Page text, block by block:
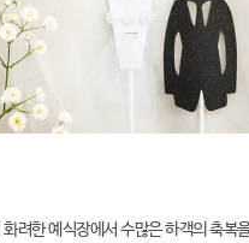
려한 예식장에서 수많은 하객의 축복